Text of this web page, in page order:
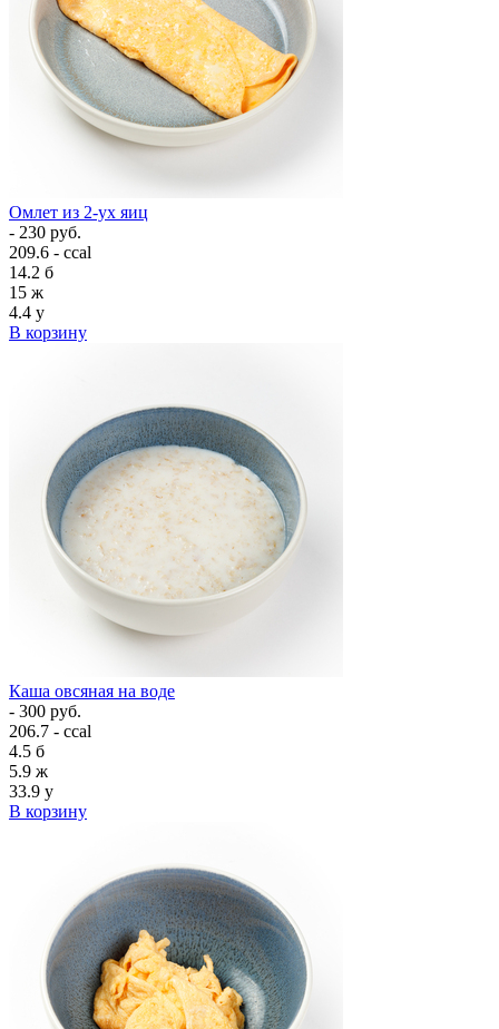
Омлет из 2-ух яиц
- 230 руб.
209.6 - ccal
14.2 б
15 ж
4.4 у
В корзину
Каша овсяная на воде
- 300 руб.
206.7 - ccal
4.5 б
5.9 ж
33.9 у
В корзину